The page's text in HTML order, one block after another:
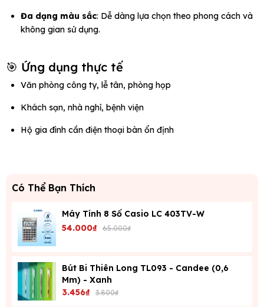
Đa dạng màu sắc: Dễ dàng lựa chọn theo phong cách và
không gian sử dụng.
🎯 Ứng dụng thực tế
Văn phòng công ty, lễ tân, phòng họp
Khách sạn, nhà nghỉ, bệnh viện
Hộ gia đình cần điện thoại bàn ổn định
Có Thể Bạn Thích
Máy Tính 8 Số Casio LC 403TV-W
54.000₫ 65.000₫
Bút Bi Thiên Long TL093 - Candee (0,6
Mm) - Xanh
3.456₫ 3.800₫